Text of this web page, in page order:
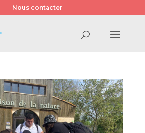
Nous contacter